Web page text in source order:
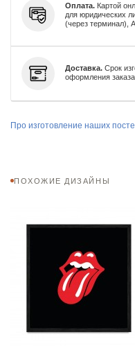
Оплата. Картой
для юридических
(через терминал),
Доставка. Срок
оформления
Про изготовление наших
ПОХОЖИЕ ДИЗАЙНЫ